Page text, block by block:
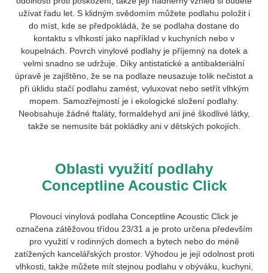
užívat řadu let. S klidným svědomím můžete podlahu položit i
do míst, kde se předpokládá, že se podlaha dostane do
kontaktu s vlhkostí jako například v kuchyních nebo v
koupelnách. Povrch vinylové podlahy je příjemný na dotek a
velmi snadno se udržuje. Díky antistatické a antibakteriální
úpravě je zajištěno, že se na podlaze neusazuje tolik nečistot a
při úklidu stačí podlahu zamést, vyluxovat nebo setřít vlhkým
mopem. Samozřejmostí je i ekologické složení podlahy.
Neobsahuje žádné ftaláty, formaldehyd ani jiné škodlivé látky,
takže se nemusíte bát pokládky ani v dětských pokojích.
Oblasti využití podlahy
Conceptline Acoustic Click
Plovoucí vinylová podlaha Conceptline Acoustic Click je
označena zátěžovou třídou 23/31 a je proto určena především
pro využití v rodinných domech a bytech nebo do méně
zatížených kancelářských prostor. Výhodou je její odolnost proti
vlhkosti, takže můžete mít stejnou podlahu v obýváku, kuchyni,